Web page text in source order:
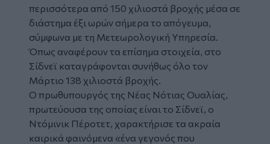
περισσότερα από 150 χιλιοστά βροχής μέσα σε
διάστημα έξι ωρών σήμερα το απόγευμα,
σύμφωνα με τη Μετεωρολογική Υπηρεσία.
Όπως αναφέρουν τα επίσημα στοιχεία, στο
Σίδνεϊ καταγράφονται συνήθως όλο τον
Μάρτιο 138 χιλιοστά βροχής.
Ο πρωθυπουργός της Νέας Νότιας Ουαλίας,
πρωτεύουσα της οποίας είναι το Σίδνεϊ, ο
Ντόμινικ Πέροτετ, χαρακτήρισε τα ακραία
καιρικά φαινόμενα «ένα γεγονός που